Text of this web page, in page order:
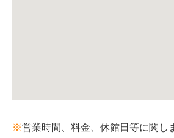
※営業時間、料金、休館日等に関し